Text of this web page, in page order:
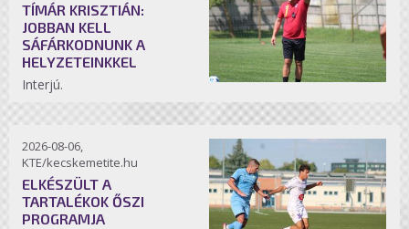
TÍMÁR KRISZTIÁN:
JOBBAN KELL
SÁFÁRKODNUNK A
HELYZETEINKKEL
Interjú.
2026-08-06,
KTE/kecskemetite.hu
ELKÉSZÜLT A
TARTALÉKOK ŐSZI
PROGRAMJA